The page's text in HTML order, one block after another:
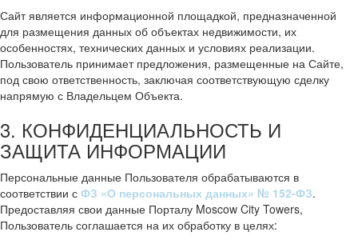
Сайт является информационной площадкой, предназначенной
для размещения данных об объектах недвижимости, их
особенностях, технических данных и условиях реализации.
Пользователь принимает предложения, размещенные на Сайте,
под свою ответственность, заключая соответствующую сделку
напрямую с Владельцем Объекта.
3. КОНФИДЕНЦИАЛЬНОСТЬ И
ЗАЩИТА ИНФОРМАЦИИ
Персональные данные Пользователя обрабатываются в
соответствии с ФЗ «О персональных данных» № 152-ФЗ.
Предоставляя свои данные Порталу Moscow City Towers,
Пользователь соглашается на их обработку в целях: